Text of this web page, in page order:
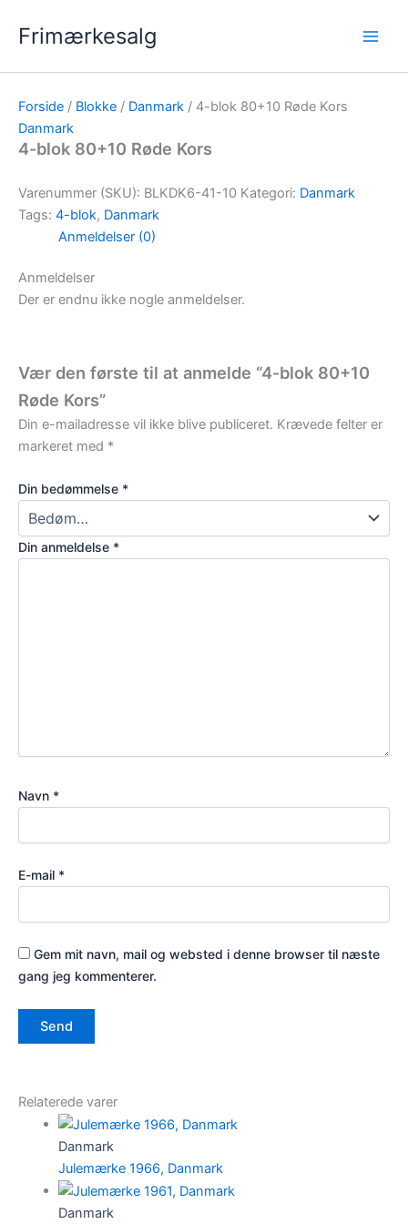
Frimærkesalg
Forside / Blokke / Danmark / 4-blok 80+10 Røde Kors
Danmark
4-blok 80+10 Røde Kors
Varenummer (SKU): BLKDK6-41-10 Kategori: Danmark
Tags: 4-blok, Danmark
Anmeldelser (0)
Anmeldelser
Der er endnu ikke nogle anmeldelser.
Vær den første til at anmelde “4-blok 80+10
Røde Kors”
Din e-mailadresse vil ikke blive publiceret. Krævede felter er
markeret med *
Din bedømmelse *
Din anmeldelse *
Navn *
E-mail *
Gem mit navn, mail og websted i denne browser til næste
gang jeg kommenterer.
Relaterede varer
Danmark
Julemærke 1966, Danmark
Danmark